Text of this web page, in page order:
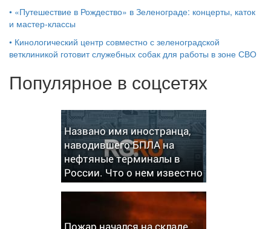
• «Путешествие в Рождество» в Зеленограде: концерты, каток
и мастер‑классы
• Кинологический центр совместно с зеленоградской
ветклиникой готовит служебных собак для работы в зоне СВО
Популярное в соцсетях
Названо имя иностранца,
наводившего БПЛА на
нефтяные терминалы в
России. Что о нем известно
Пожар начался на складе